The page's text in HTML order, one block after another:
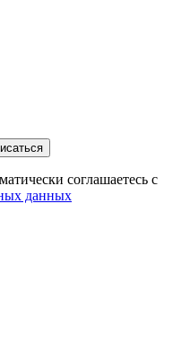
соглашаетесь с
данных